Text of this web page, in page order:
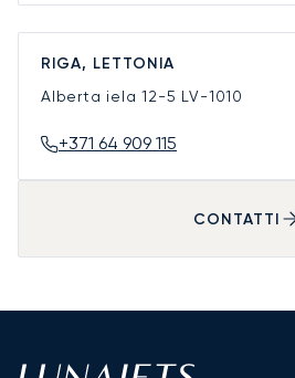
RIGA, LETTONIA
Alberta iela 12-5 LV-1010
+371 64 909 115
CONTATTI